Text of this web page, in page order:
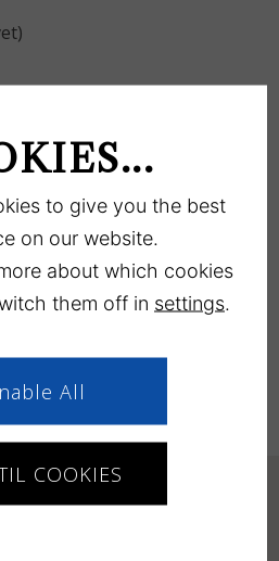
to give you the best
on our website.
about which cookies
them off in settings.
COOKIES
All